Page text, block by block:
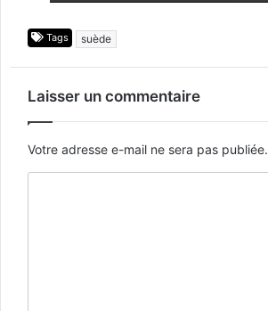
Tags suède
Laisser un commentaire
Votre adresse e-mail ne sera pas publiée.